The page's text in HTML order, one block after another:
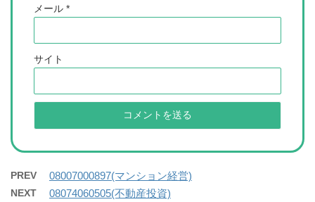
メール *
サイト
PREV 08007000897(マンション経営)
NEXT 08074060505(不動産投資)